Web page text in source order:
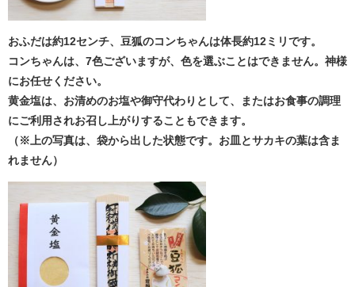
おふだは約12センチ、豆狐のコンちゃんは体長約12ミリです。
コンちゃんは、7色ございますが、色を選ぶことはできません。神様
にお任せください。
黄金塩は、お清めのお塩や御守代わりとして、またはお食事の調理
にご利用されお召し上がりすることもできます。
（※上の写真は、袋から出した状態です。お皿とサカキの葉は含ま
れません）